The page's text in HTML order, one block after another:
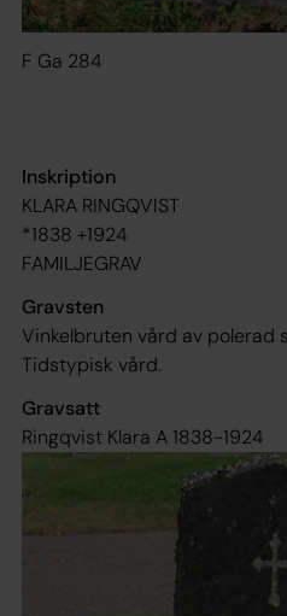
F Ga 284
Inskription
KLARA RINGQVIST
*1838 +1924
FAMILJEGRAV
Gravsten
Vinkelbruten vård av polerad
Tidstypisk vård.
Gravsatt
Ringqvist Klara A 1838-1924